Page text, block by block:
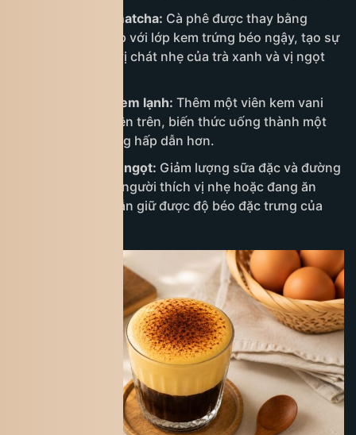
Cà phê trứng matcha: Cà phê được thay bằng
matcha, kết hợp với lớp kem trứng béo ngậy, tạo sự
cân bằng giữa vị chát nhẹ của trà xanh và vị ngọt
Cà phê trứng kem lạnh: Thêm một viên kem vani
hoặc kem sữa lên trên, biến thức uống thành một
món tráng miệng hấp dẫn hơn.
Cà phê trứng ít ngọt: Giảm lượng sữa đặc và đường
để phù hợp với người thích vị nhẹ hoặc đang ăn
kiêng, nhưng vẫn giữ được độ béo đặc trưng của